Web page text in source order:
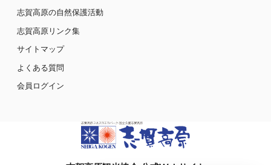
志賀高原の自然保護活動
志賀高原リンク集
サイトマップ
よくある質問
会員ログイン